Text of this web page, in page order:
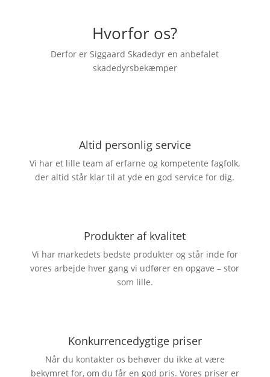
Hvorfor os?
Derfor er Siggaard Skadedyr en anbefalet
skadedyrsbekæmper
Altid personlig service
Vi har et lille team af erfarne og kompetente fagfolk,
der altid står klar til at yde en god service for dig.
Produkter af kvalitet
Vi har markedets bedste produkter og står inde for
vores arbejde hver gang vi udfører en opgave – stor
som lille.
Konkurrencedygtige priser
Når du kontakter os behøver du ikke at være
bekymret for, om du får en god pris. Vores priser er